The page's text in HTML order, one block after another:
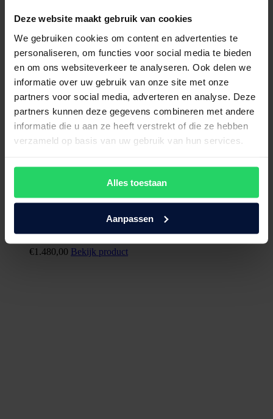
Deze website maakt gebruik van cookies
We gebruiken cookies om content en advertenties te
personaliseren, om functies voor social media te bieden
en om ons websiteverkeer te analyseren. Ook delen we
informatie over uw gebruik van onze site met onze
partners voor social media, adverteren en analyse. Deze
partners kunnen deze gegevens combineren met andere
informatie die u aan ze heeft verstrekt of die ze hebben
verzameld op basis van uw gebruik van hun services.
Alles toestaan
Aanpassen
Swissflex matras Versa 22 Geltex
€1.480,00 Bekijk product